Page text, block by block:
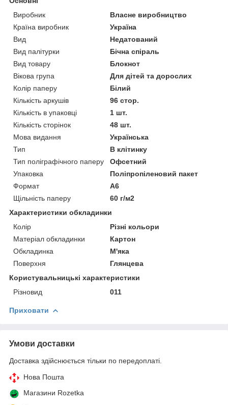
Виробник
Власне виробництво
Країна виробник
Україна
Вид
Недатований
Вид палітурки
Бічна спіраль
Вид товару
Блокнот
Вікова група
Для дітей та дорослих
Колір паперу
Білий
Кількість аркушів
96 стор.
Кількість в упаковці
1 шт.
Кількість сторінок
48 шт.
Мова видання
Українська
Тип
В клітинку
Тип поліграфічного паперу
Офсетний
Упаковка
Поліпропіленовий пакет
Формат
A6
Щільність паперу
60 г/м2
Характеристики обкладинки
Колір
Різні кольори
Матеріал обкладинки
Картон
Обкладинка
М'яка
Поверхня
Глянцева
Користувальницькі характеристики
Різновид
011
Приховати
Умови доставки
Доставка здійснюється тільки по передоплаті.
Нова Пошта
Магазини Rozetka